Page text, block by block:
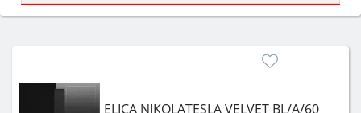
Сначала определитесь с типом (газовый или
затем смотрите на объём 50–70 л для семьи,
функции (конвекция, гриль, самоочистка,
ELICA NIKOLATESLA VELVET BL/A/60